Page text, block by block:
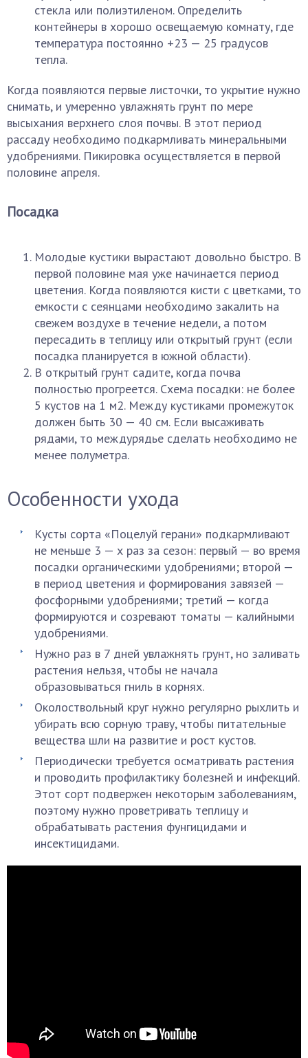
стекла или полиэтиленом. Определить
контейнеры в хорошо освещаемую комнату, где
температура постоянно +23 — 25 градусов
тепла.
Когда появляются первые листочки, то укрытие нужно
снимать, и умеренно увлажнять грунт по мере
высыхания верхнего слоя почвы. В этот период
рассаду необходимо подкармливать минеральными
удобрениями. Пикировка осуществляется в первой
половине апреля.
Посадка
Молодые кустики вырастают довольно быстро. В
первой половине мая уже начинается период
цветения. Когда появляются кисти с цветками, то
емкости с сеянцами необходимо закалить на
свежем воздухе в течение недели, а потом
пересадить в теплицу или открытый грунт (если
посадка планируется в южной области).
В открытый грунт садите, когда почва
полностью прогреется. Схема посадки: не более
5 кустов на 1 м2. Между кустиками промежуток
должен быть 30 — 40 см. Если высаживать
рядами, то междурядье сделать необходимо не
менее полуметра.
Особенности ухода
Кусты сорта «Поцелуй герани» подкармливают
не меньше 3 — х раз за сезон: первый — во время
посадки органическими удобрениями; второй —
в период цветения и формирования завязей —
фосфорными удобрениями; третий — когда
формируются и созревают томаты — калийными
удобрениями.
Нужно раз в 7 дней увлажнять грунт, но заливать
растения нельзя, чтобы не начала
образовываться гниль в корнях.
Околоствольный круг нужно регулярно рыхлить и
убирать всю сорную траву, чтобы питательные
вещества шли на развитие и рост кустов.
Периодически требуется осматривать растения
и проводить профилактику болезней и инфекций.
Этот сорт подвержен некоторым заболеваниям,
поэтому нужно проветривать теплицу и
обрабатывать растения фунгицидами и
инсектицидами.